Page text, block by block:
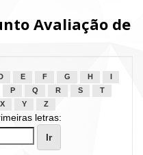
Avaliação de
D E F G H
P Q R S
T
X Y Z
letras: